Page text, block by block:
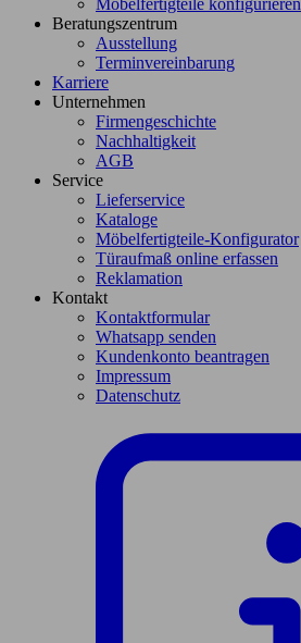
Möbelfertigteile konfigurieren
Beratungszentrum
Ausstellung
Terminvereinbarung
Karriere
Unternehmen
Firmengeschichte
Nachhaltigkeit
AGB
Service
Lieferservice
Kataloge
Möbelfertigteile-Konfigurator
Türaufmaß online erfassen
Reklamation
Kontakt
Kontaktformular
Whatsapp senden
Kundenkonto beantragen
Impressum
Datenschutz